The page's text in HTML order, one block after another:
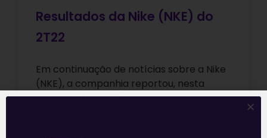
Resultados da Nike (NKE) do
2T22
Em continuação de notícias sobre a Nike
(NKE), a companhia reportou, nesta
segunda-feira (20), após o fechamento